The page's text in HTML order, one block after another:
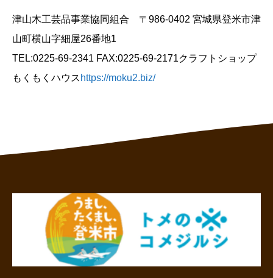
津山木工芸品事業協同組合 〒986-0402 宮城県登米市津
山町横山字細屋26番地1
TEL:0225-69-2341 FAX:0225-69-2171クラフトショップ
もくもくハウス https://moku2.biz/